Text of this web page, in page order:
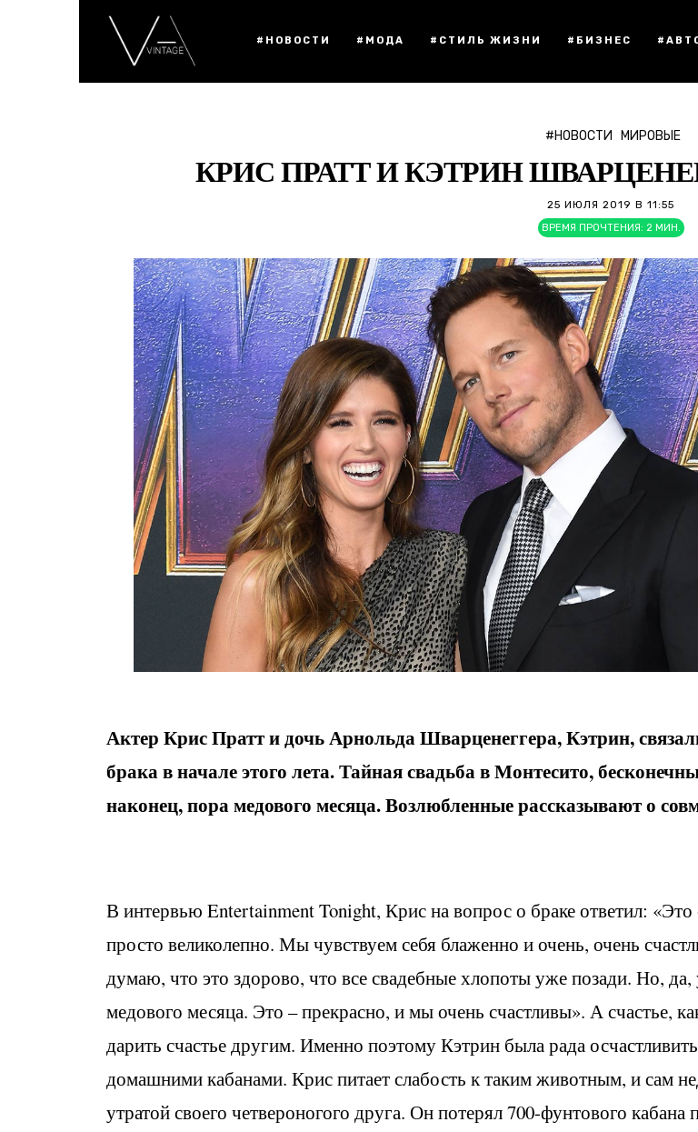
#НОВОСТИ #МОДА #СТИЛЬ ЖИЗНИ #БИЗНЕС
#НОВОСТИ МИРОВЫЕ
КРИС ПРАТТ И КЭТРИН
25 ИЮЛЯ 2019 В 11:55
ВРЕМЯ ПРОЧТЕНИЯ: 2 МИН.
Актер Крис Пратт и дочь Арнольда Шварценеггера, Кэтрин,
брака в начале этого лета. Тайная свадьба в Монтесито,
наконец, пора медового месяца. Возлюбленные рассказывают о
В интервью Entertainment Tonight, Крис на вопрос о браке ответил:
просто великолепно. Мы чувствуем себя блаженно и очень, очень
думаю, что это здорово, что все свадебные хлопоты уже позади. Но, да,
медового месяца. Это – прекрасно, и мы очень счастливы». А счастье,
дарить счастье другим. Именно поэтому Кэтрин была рада
домашними кабанами. Крис питает слабость к таким животным, и сам
утратой своего четвероногого друга. Он потерял 700-фунтового